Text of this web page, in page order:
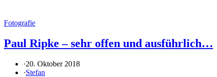
Fotografie
Paul Ripke – sehr offen und ausführlich…
·20. Oktober 2018
·Stefan